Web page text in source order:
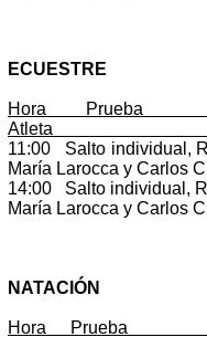
ECUESTRE
Hora
11:00 Salto individual,
María Larocca y Carlos
14:00 Salto individual,
María Larocca y Carlos
NATACIÓN
Hora